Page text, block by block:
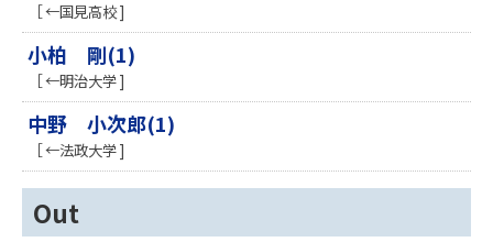
［ ←国見高校 ]
小柏 剛(1)
［ ←明治大学 ]
中野 小次郎(1)
［ ←法政大学 ]
Out